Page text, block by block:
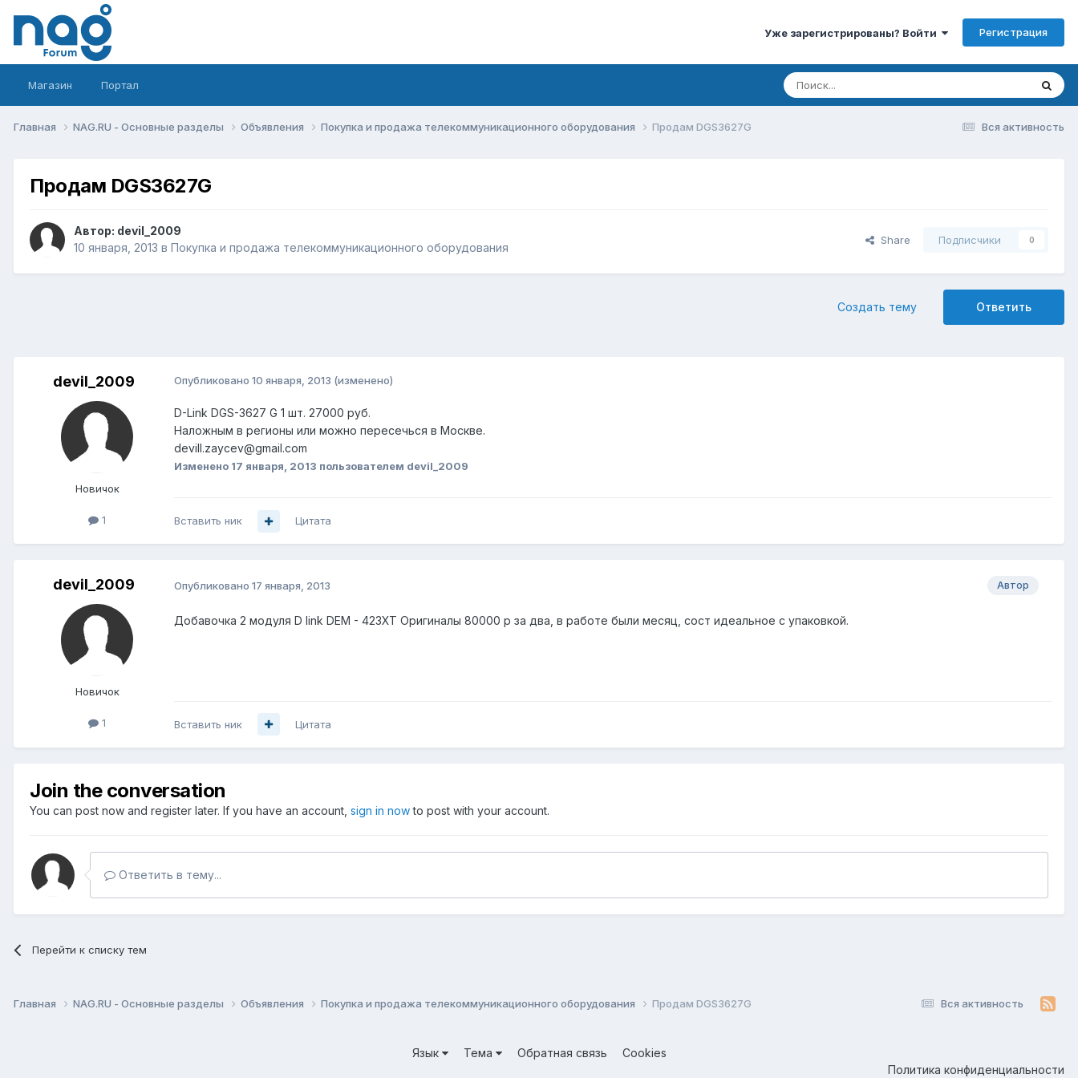
Уже зарегистрированы? Войти Регистрация
Магазин Портал
Вся активность
Главная NAG.RU - Основные разделы Объявления Покупка и продажа телекоммуникационного оборудования Продам DGS3627G
Продам DGS3627G
Автор: devil_2009
10 января, 2013 в Покупка и продажа телекоммуникационного оборудования
Share Подписчики 0
Ответить
Создать тему
devil_2009
Новичок
1
Опубликовано 10 января, 2013 (изменено)
D-Link DGS-3627 G 1 шт. 27000 руб.
Наложным в регионы или можно пересечься в Москве.
devill.zaycev@gmail.com
Изменено 17 января, 2013 пользователем devil_2009
Вставить ник Цитата
devil_2009
Новичок
1
Автор
Опубликовано 17 января, 2013
Добавочка 2 модуля D link DEM - 423XT Оригиналы 80000 р за два, в работе были месяц, сост идеальное с упаковкой.
Вставить ник Цитата
Join the conversation
You can post now and register later. If you have an account, sign in nowto post with your account.
Ответить в тему...
Перейти к списку тем
Вся активность
Главная NAG.RU - Основные разделы Объявления Покупка и продажа телекоммуникационного оборудования Продам DGS3627G
Язык Тема Обратная связь
Cookies
Политика конфиденциальности